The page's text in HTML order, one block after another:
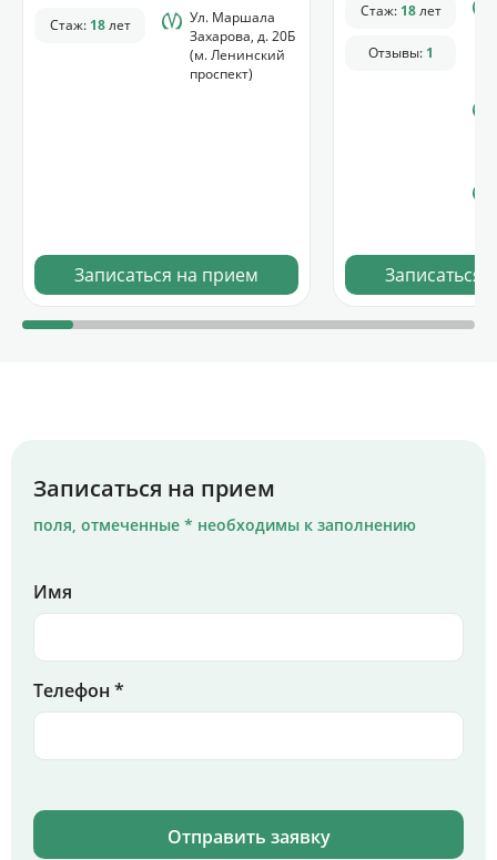
Стаж: 18лет
Ул. Маршала
Захарова, д. 20Б
(м. Ленинский
проспект)
Записаться на прием
Стаж: 18лет
Отзывы: 1
Записаться
Записаться на прием
поля, отмеченные * необходимы к заполнению
Имя
Телефон *
Отправить заявку